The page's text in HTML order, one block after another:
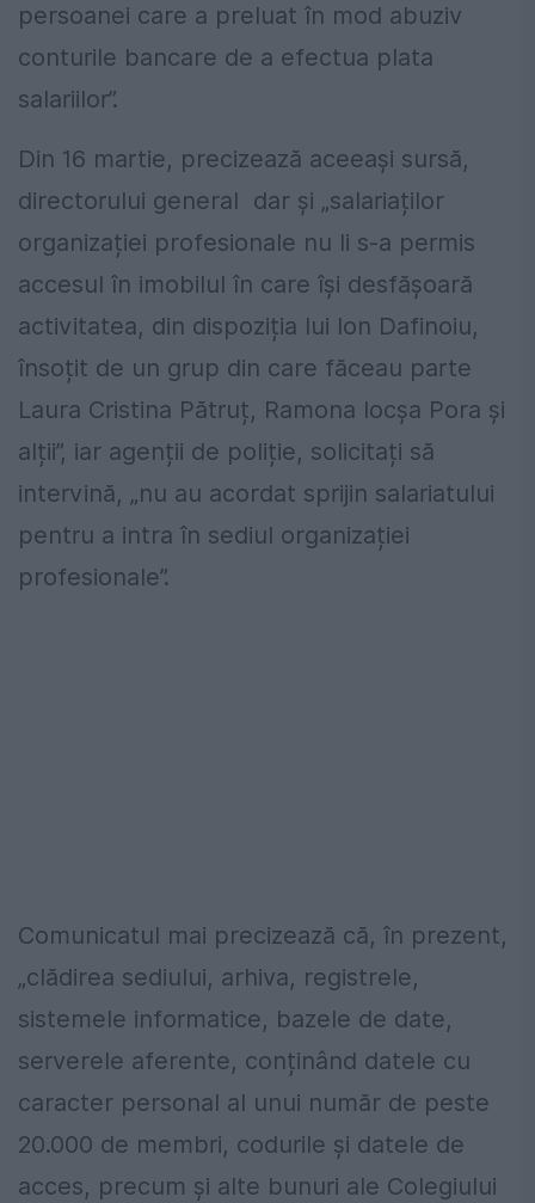
persoanei care a preluat în mod abuziv
conturile bancare de a efectua plata
salariilor”.
Din 16 martie, precizează aceeaşi sursă,
directorului general dar și „salariaților
organizației profesionale nu li s-a permis
accesul în imobilul în care își desfășoară
activitatea, din dispoziția lui Ion Dafinoiu,
însoțit de un grup din care făceau parte
Laura Cristina Pătruț, Ramona Iocșa Pora și
alții”, iar agenții de poliție, solicitați să
intervină, „nu au acordat sprijin salariatului
pentru a intra în sediul organizației
profesionale”.
Comunicatul mai precizează că, în prezent,
„clădirea sediului, arhiva, registrele,
sistemele informatice, bazele de date,
serverele aferente, conținând datele cu
caracter personal al unui număr de peste
20.000 de membri, codurile și datele de
acces, precum și alte bunuri ale Colegiului